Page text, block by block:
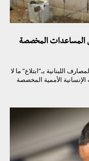
من أموال المساعدات المخصصة
اللبنانية بـ”ابتلاع” ما لا
الإنسانية الأممية المخصصة